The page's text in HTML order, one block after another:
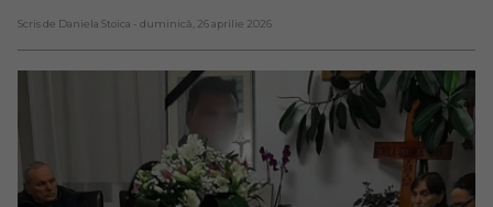
Scris de Daniela Stoica - duminică, 26 aprilie 2026